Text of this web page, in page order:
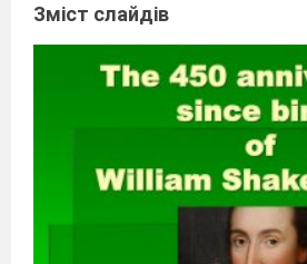
Зміст слайдів